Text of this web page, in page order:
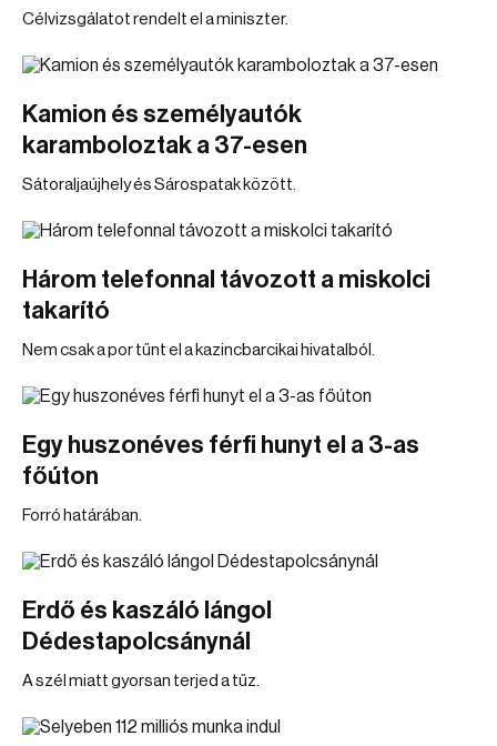
Célvizsgálatot rendelt el a miniszter.
Kamion és személyautók
karamboloztak a 37-esen
Sátoraljaújhely és Sárospatak között.
Három telefonnal távozott a miskolci
takarító
Nem csak a por tűnt el a kazincbarcikai hivatalból.
Egy huszonéves férfi hunyt el a 3-as
főúton
Forró határában.
Erdő és kaszáló lángol
Dédestapolcsánynál
A szél miatt gyorsan terjed a tűz.